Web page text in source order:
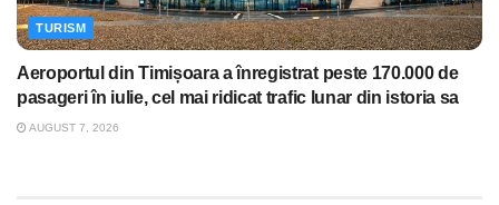
TURISM
Aeroportul din Timișoara a înregistrat peste 170.000 de
pasageri în iulie, cel mai ridicat trafic lunar din istoria sa
AUGUST 7, 2026